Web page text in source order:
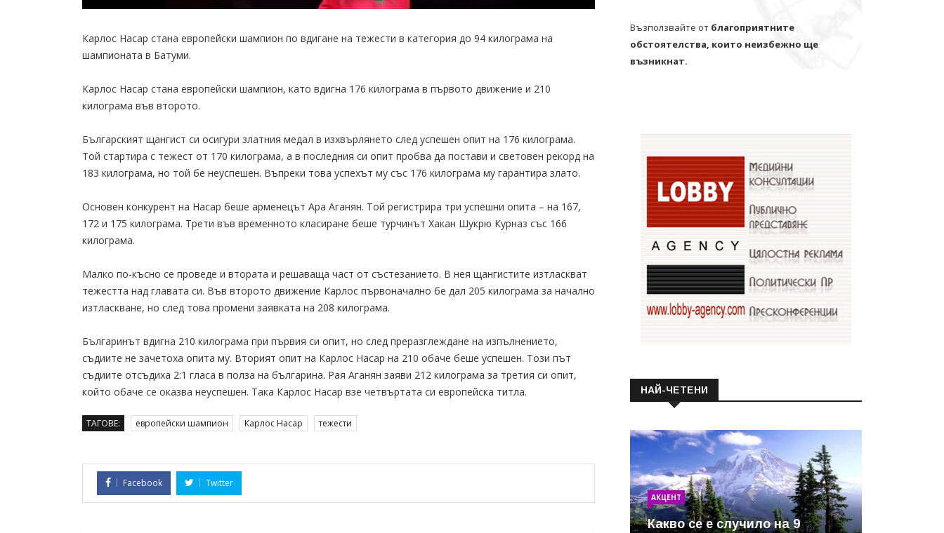
Карлос Насар стана европейски шампион по вдигане на тежести в категория до 94 килограма на
шампионата в Батуми.
Карлос Насар стана европейски шампион, като вдигна 176 килограма в първото движение и 210
килограма във второто.
Българският щангист си осигури златния медал в изхвърлянето след успешен опит на 176 килограма.
Той стартира с тежест от 170 килограма, а в последния си опит пробва да постави и световен рекорд на
183 килограма, но той бе неуспешен. Въпреки това успехът му със 176 килограма му гарантира злато.
Основен конкурент на Насар беше арменецът Ара Аганян. Той регистрира три успешни опита – на 167,
172 и 175 килограма. Трети във временното класиране беше турчинът Хакан Шукрю Курназ със 166
килограма.
Малко по-късно се проведе и втората и решаваща част от състезанието. В нея щангистите изтласкват
тежестта над главата си. Във второто движение Карлос първоначално бе дал 205 килограма за начално
изтласкване, но след това промени заявката на 208 килограма.
Българинът вдигна 210 килограма при първия си опит, но след преразглеждане на изпълнението,
съдиите не зачетоха опита му. Вторият опит на Карлос Насар на 210 обаче беше успешен. Този път
съдиите отсъдиха 2:1 гласа в полза на българина. Рая Аганян заяви 212 килограма за третия си опит,
който обаче се оказва неуспешен. Така Карлос Насар взе четвъртата си европейска титла.
ТАГОВЕ: европейски шампион Карлос Насар тежести
Facebook Twitter
Възползвайте от благоприятните
обстоятелства, които неизбежно ще
възникнат.
НАЙ-ЧЕТЕНИ
АКЦЕНТ
Какво се е случило на 9